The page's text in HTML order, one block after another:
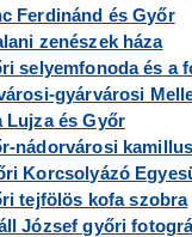
Ferdinánd és Győr
zenészek háza
selyemfonoda és a
gyárvárosi
Lujza és Győr
nádorvárosi
Korcsolyázó
tejfölös kofa szobra
József győri